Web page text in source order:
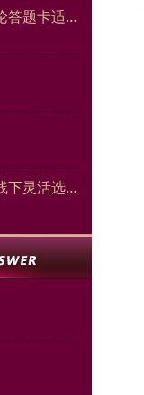
北京启明东方考试答题卡国考省考申论答题卡适合模拟考试练习
启明东方阅卷服务在线或上门，线上线下灵活选择